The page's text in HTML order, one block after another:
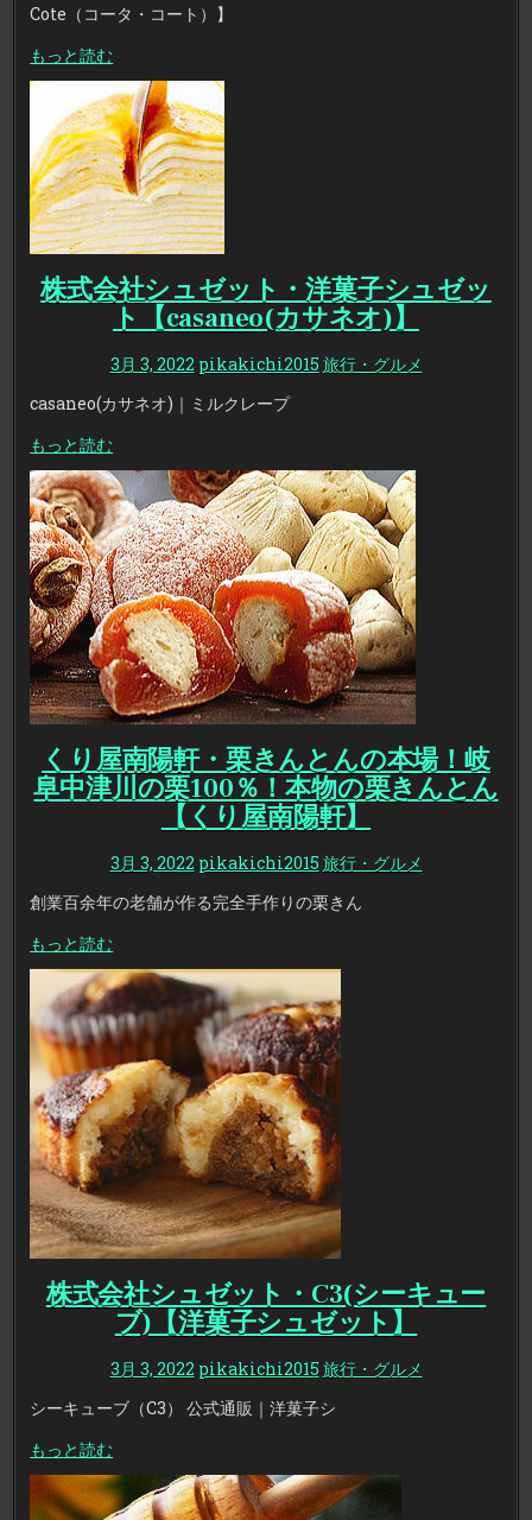
Cote（コータ・コート）】
もっと読む
株式会社シュゼット・洋菓子シュゼッ
ト【casaneo(カサネオ)】
3月 3, 2022 pikakichi2015 旅行・グルメ
casaneo(カサネオ)｜ミルクレープ
もっと読む
くり屋南陽軒・栗きんとんの本場！岐
阜中津川の栗100％！本物の栗きんとん
【くり屋南陽軒】
3月 3, 2022 pikakichi2015 旅行・グルメ
創業百余年の老舗が作る完全手作りの栗きん
もっと読む
株式会社シュゼット・C3(シーキュー
ブ)【洋菓子シュゼット】
3月 3, 2022 pikakichi2015 旅行・グルメ
シーキューブ（C3） 公式通販｜洋菓子シ
もっと読む